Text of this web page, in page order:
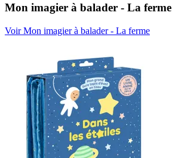
Mon imagier à balader - La ferme
Voir Mon imagier à balader - La ferme